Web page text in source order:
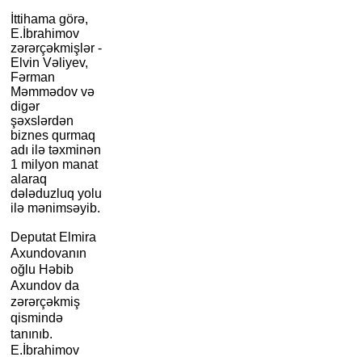
İttihama görə,
E.İbrahimov
zərərçəkmişlər -
Elvin Vəliyev,
Fərman
Məmmədov və
digər
şəxslərdən
biznes qurmaq
adı ilə təxminən
1 milyon manat
alaraq
dələduzluq yolu
ilə mənimsəyib.
Deputat Elmira
Axundovanın
oğlu Həbib
Axundov da
zərərçəkmiş
qismində
tanınıb.
E.İbrahimov